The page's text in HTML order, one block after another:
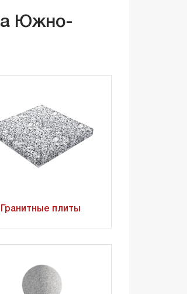
Южно-
Гранитные плиты